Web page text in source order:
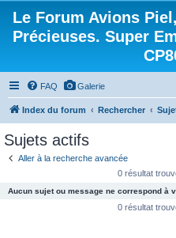
Le Forum Avions
Précieuses. Super
FAQ Galerie
Index du forum Rechercher
Sujets actifs
Aller à la recherche avancée
0 résultat
Aucun sujet ou message ne correspond à
0 résultat